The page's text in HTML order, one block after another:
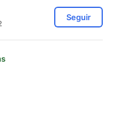
Seguir